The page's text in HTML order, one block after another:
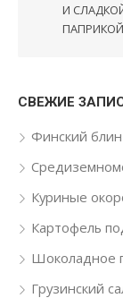
И
ПАПРИКОЙ
СВЕЖИЕ
Финский блин
Куриные
Картофель
Шоколадное
Грузинский